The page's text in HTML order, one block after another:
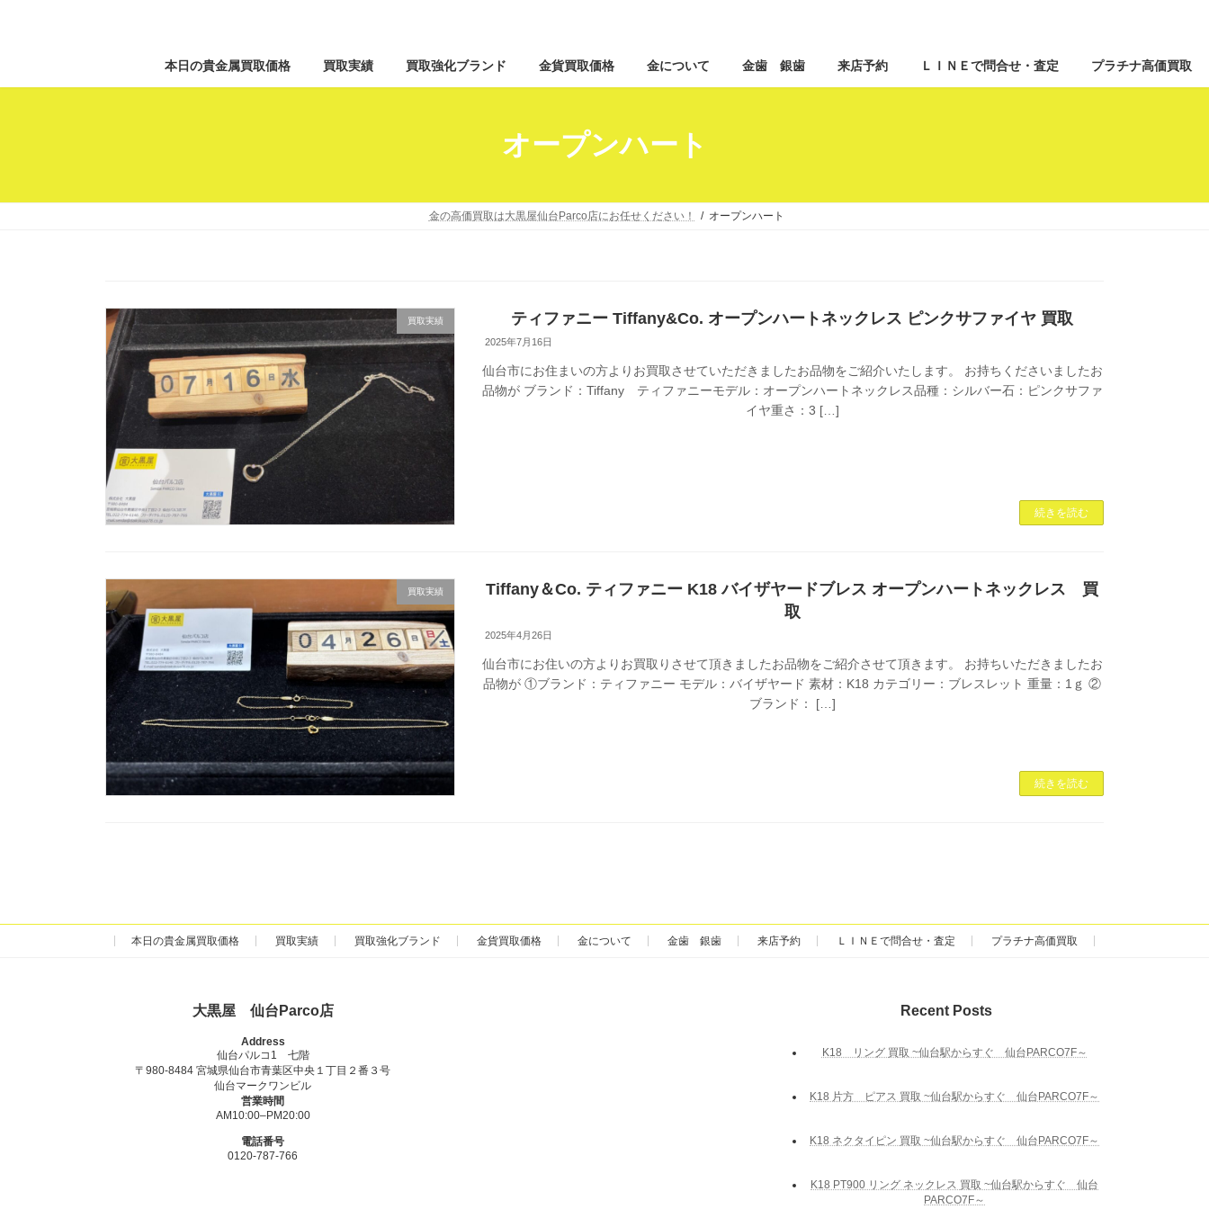
ン
テ
へ
ッ
プ
ビ
ゲ
ョ
移
動
本日の貴金属買取価格 買取実績 買取強化ブランド 金貨買取価格 金について 金歯 銀歯 来店予約 ＬＩＮＥで問合せ・査定 プラチナ高価買取
オープンハート
金の高価買取は大黒屋仙台Parco店にお任せください！ オープンハート
買取実績 ティファニー Tiffany&Co. オープンハートネックレス ピンクサファイヤ 買取
2025年7月16日
仙台市にお住まいの方よりお買取させていただきましたお品物をご紹介いたします。 お持ちくださいましたお
品物が ブランド：Tiffany ティファニーモデル：オープンハートネックレス品種：シルバー石：ピンクサファ
イヤ重さ：3 […]
続きを読む
買取実績
Tiffany＆Co. ティファニー K18 バイザヤードブレス オープンハートネックレス 買
取
2025年4月26日
仙台市にお住いの方よりお買取りさせて頂きましたお品物をご紹介させて頂きます。 お持ちいただきましたお
品物が ①ブランド：ティファニー モデル：バイザヤード 素材：K18 カテゴリー：ブレスレット 重量：1ｇ ②
ブランド： […]
続きを読む
本日の貴金属買取価格 買取実績 買取強化ブランド 金貨買取価格 金について 金歯 銀歯 来店予約 ＬＩＮＥで問合せ・査定 プラチナ高価買取
大黒屋 仙台Parco店
Address
仙台パルコ1 七階
〒980-8484 宮城県仙台市青葉区中央１丁目２番３号
仙台マークワンビル
営業時間
AM10:00–PM20:00
電話番号
0120-787-766
Recent Posts
K18 リング 買取 ~仙台駅からすぐ 仙台PARCO7F～
K18 片方 ピアス 買取 ~仙台駅からすぐ 仙台PARCO7F～
K18 ネクタイピン 買取 ~仙台駅からすぐ 仙台PARCO7F～
K18 PT900 リング ネックレス 買取 ~仙台駅からすぐ 仙台
PARCO7F～